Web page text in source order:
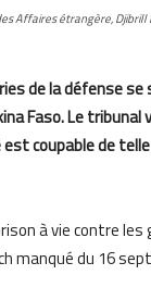
Affaires étrangère,
de la défense
Faso. Le
coupable de
à vie contre les
manqué du 16